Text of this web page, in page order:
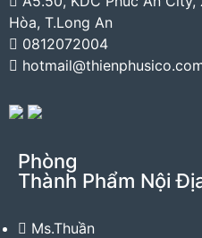
Hòa, T.Long An
0812072004
Phòng
Thành Phẩm Nội
Ms.Thuần